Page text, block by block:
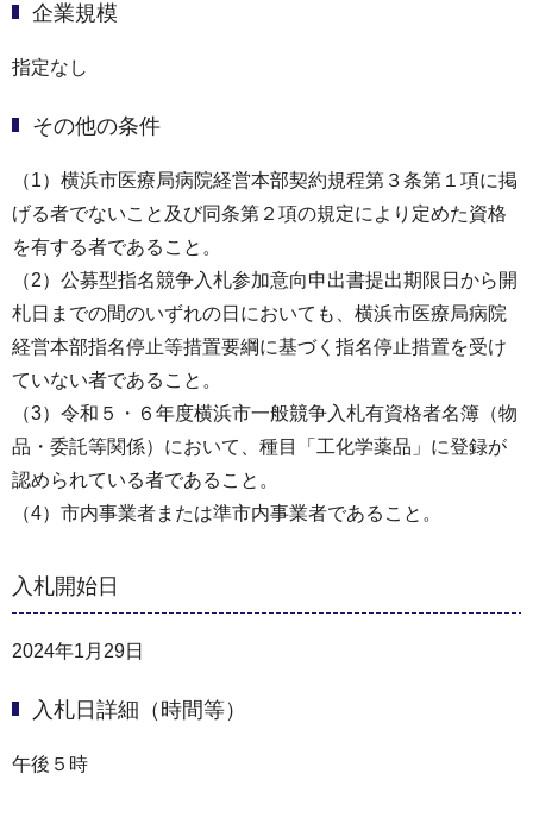
企業規模
指定なし
その他の条件
（1）横浜市医療局病院経営本部契約規程第３条第１項に掲
げる者でないこと及び同条第２項の規定により定めた資格
を有する者であること。
（2）公募型指名競争入札参加意向申出書提出期限日から開
札日までの間のいずれの日においても、横浜市医療局病院
経営本部指名停止等措置要綱に基づく指名停止措置を受け
ていない者であること。
（3）令和５・６年度横浜市一般競争入札有資格者名簿（物
品・委託等関係）において、種目「工化学薬品」に登録が
認められている者であること。
（4）市内事業者または準市内事業者であること。
入札開始日
2024年1月29日
入札日詳細（時間等）
午後５時